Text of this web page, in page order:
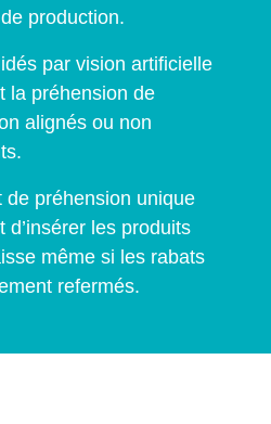
production.
par vision artificielle
la préhension de
alignés ou non
de préhension unique
d’insérer les produits
même si les rabats
refermés.